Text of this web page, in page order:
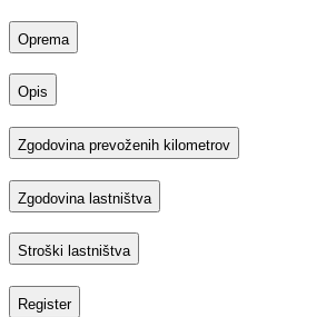
Oprema
Opis
Zgodovina prevoženih kilometrov
Zgodovina lastništva
Stroški lastništva
Register